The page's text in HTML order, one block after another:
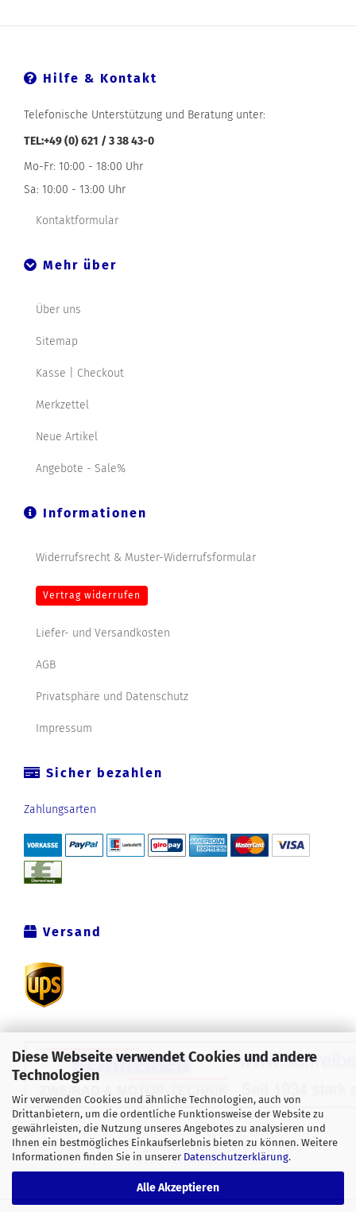
Diese Webseite verwendet Cookies und andere
Technologien
Wir verwenden Cookies und ähnliche Technologien, auch von
Drittanbietern, um die ordentliche Funktionsweise der Website zu
gewährleisten, die Nutzung unseres Angebotes zu analysieren und
Ihnen ein bestmögliches Einkaufserlebnis bieten zu können. Weitere
Informationen finden Sie in unserer Datenschutzerklärung.
Alle Akzeptieren
Hilfe & Kontakt
Telefonische Unterstützung und Beratung unter:
TEL:+49 (0) 621 / 3 38 43-0
Mo-Fr: 10:00 - 18:00 Uhr
Sa: 10:00 - 13:00 Uhr
Kontaktformular
Mehr über
Über uns
Sitemap
Kasse | Checkout
Merkzettel
Neue Artikel
Angebote - Sale%
Informationen
Widerrufsrecht & Muster-Widerrufsformular
Vertrag widerrufen
Liefer- und Versandkosten
AGB
Privatsphäre und Datenschutz
Impressum
Sicher bezahlen
Zahlungsarten
Versand
Alle Preise verstehen sich inklusive der gesetzlichen
Mehrwertsteuer, zzgl.Versandkostensoweit nicht anders
gekennzeichnet.